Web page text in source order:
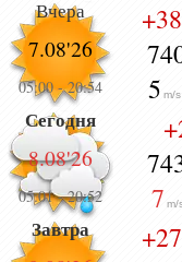
Вчера
7.08'26
05:00-20:54
+38
5 m/s
Сегодня
8.08'26
05:01-20:52 7 m/
Завтра +27